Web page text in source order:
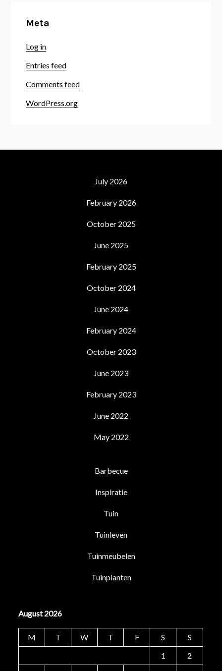
Meta
Log in
Entries feed
Comments feed
WordPress.org
July 2026
February 2026
October 2025
June 2025
February 2025
October 2024
June 2024
February 2024
October 2023
June 2023
February 2023
June 2022
May 2022
Barbecue
Inspiratie
Tuin
Tuinleven
Tuinmeubelen
Tuinplanten
August 2026
M T W T F S
S
1
2